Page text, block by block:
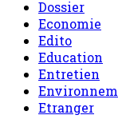
Dossier
Economie
Edito
Education
Entretien
Etranger